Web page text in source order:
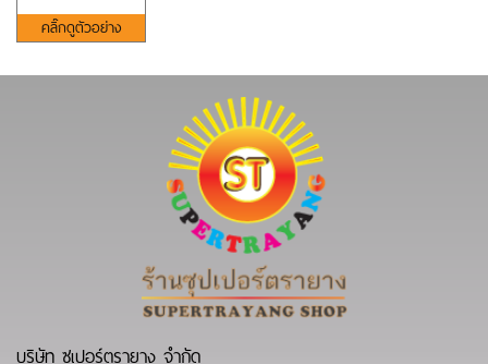
คลิ๊กดูตัวอย่าง
บริษัท ซูเปอร์ตรายาง จำกัด